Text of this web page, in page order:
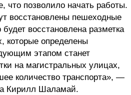
что позволило начать работы.
восстановлены пешеходные
восстановлена разметка
которые определены
этапом станет
на магистральных улицах,
количество транспорта», —
Кирилл Шаламай.